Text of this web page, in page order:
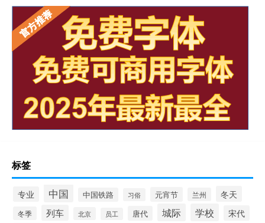
标签
专业 中国 中国铁路 习俗 元宵节 兰州 冬天
冬季 列车 北京 员工 唐代 城际 学校 宋代